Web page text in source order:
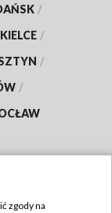
/
KIELCE /
/
/
zgody na